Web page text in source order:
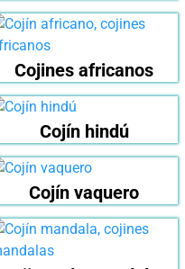
Cojines africanos
Cojín hindú
Cojín vaquero